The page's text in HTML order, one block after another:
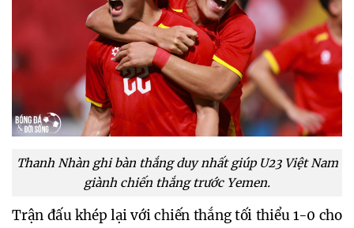
Thanh Nhàn ghi bàn thắng duy nhất giúp U23 Việt Nam
giành chiến thắng trước Yemen.
Trận đấu khép lại với chiến thắng tối thiểu 1-0 cho